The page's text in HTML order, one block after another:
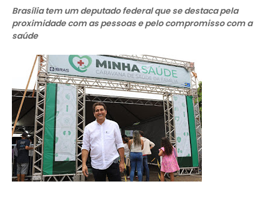
Brasília tem um deputado federal que se destaca pela
proximidade com as pessoas e pelo compromisso com a
saúde